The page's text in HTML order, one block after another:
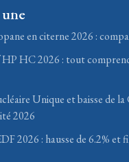
en citerne 2026 :
HC 2026 : tout
Unique et baisse de la
2026
2026 : hausse de 6.2% et